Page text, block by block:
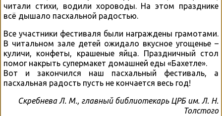
читали стихи, водили хороводы. На этом празднике
всё дышало пасхальной радостью.
Все участники фестиваля были награждены грамотами.
В читальном зале детей ожидало вкусное угощенье –
куличи, конфеты, крашеные яйца. Праздничный стол
помог накрыть супермакет домашней еды «Бахетле».
Вот и закончился наш пасхальный фестиваль, а
пасхальная радость пусть не кончается весь год!
Скребнева Л. М., главный библиотекарь ЦРБ им. Л. Н.
Толстого